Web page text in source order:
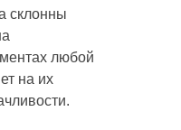
склонны
любой
на их